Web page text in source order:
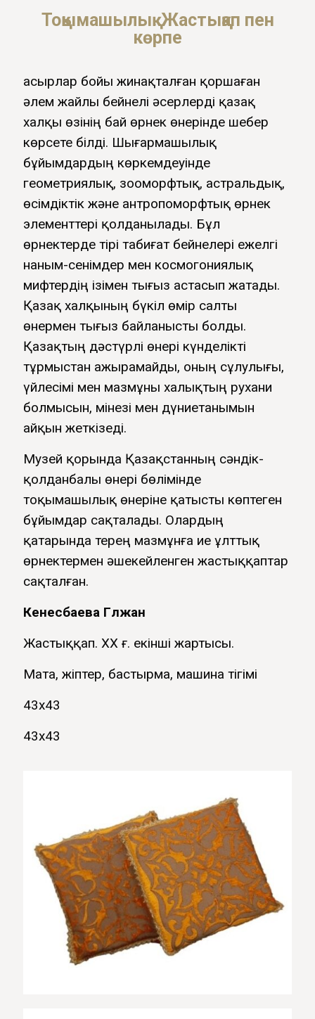
Тоқымашылық. Жастыққап пен
көрпе
Ғасырлар бойы жинақталған қоршаған
әлем жайлы бейнелі әсерлерді қазақ
халқы өзінің бай өрнек өнерінде шебер
көрсете білді. Шығармашылық
бұйымдардың көркемдеуінде
геометриялық, зооморфтық, астральдық,
өсімдіктік және антропоморфтық өрнек
элементтері қолданылады. Бұл
өрнектерде тірі табиғат бейнелері ежелгі
наным-сенімдер мен космогониялық
мифтердің ізімен тығыз астасып жатады.
Қазақ халқының бүкіл өмір салты
өнермен тығыз байланысты болды.
Қазақтың дәстүрлі өнері күнделікті
тұрмыстан ажырамайды, оның сұлулығы,
үйлесімі мен мазмұны халықтың рухани
болмысын, мінезі мен дүниетанымын
айқын жеткізеді.
Музей қорында Қазақстанның сәндік-
қолданбалы өнері бөлімінде
тоқымашылық өнеріне қатысты көптеген
бұйымдар сақталады. Олардың
қатарында терең мазмұнға ие ұлттық
өрнектермен әшекейленген жастыққаптар
сақталған.
Кенесбаева Гүлжан
Жастыққап. ХХ ғ. екінші жартысы.
Мата, жіптер, бастырма, машина тігімі
43х43
43х43